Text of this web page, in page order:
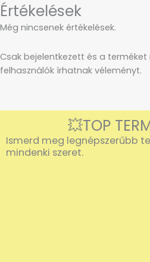
Értékelések
Még nincsenek értékelések.
Csak bejelentkezett és a
felhasználók írhatnak véleményt.
💥TOP
Ismerd meg legnépszerűbb
mindenki szeret.